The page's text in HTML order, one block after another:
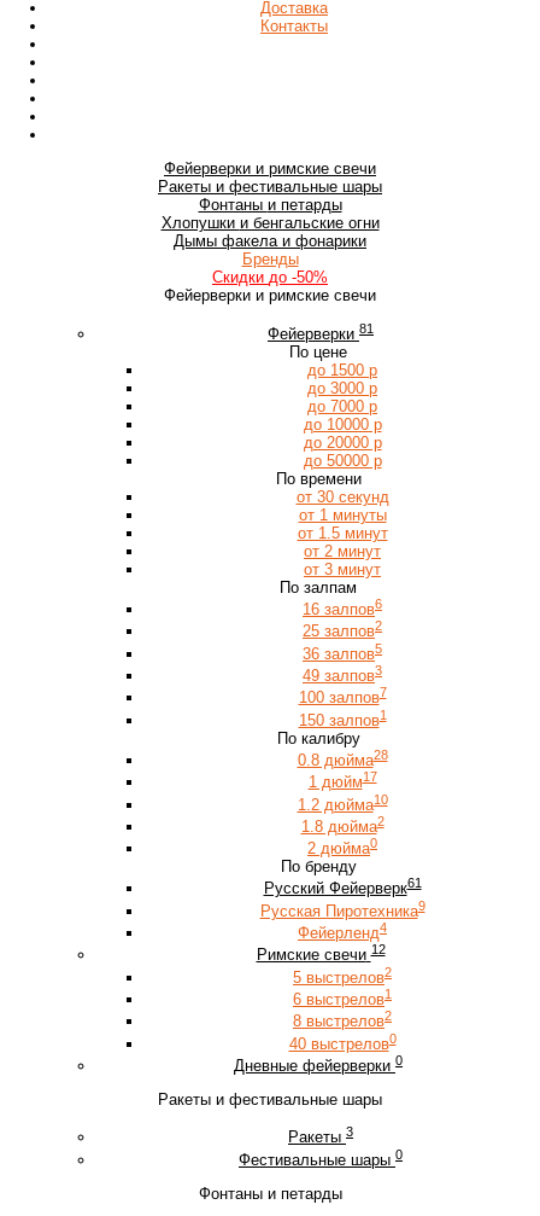
Доставка
Контакты
Фейерверки и римские свечи
Ракеты и фестивальные шары
Фонтаны и петарды
Хлопушки и бенгальские огни
Дымы факела и фонарики
Бренды
Скидки до -50%
Фейерверки и римские свечи
Фейерверки 81
По цене
до 1500 р
до 3000 р
до 7000 р
до 10000 р
до 20000 р
до 50000 р
По времени
от 30 секунд
от 1 минуты
от 1.5 минут
от 2 минут
от 3 минут
По залпам
16 залпов6
25 залпов2
36 залпов5
49 залпов3
100 залпов7
150 залпов1
По калибру
0.8 дюйма28
1 дюйм17
1.2 дюйма10
1.8 дюйма2
2 дюйма0
По бренду
Русский Фейерверк61
Русская Пиротехника9
Фейерленд4
Римские свечи 12
5 выстрелов2
6 выстрелов1
8 выстрелов2
40 выстрелов0
Дневные фейерверки 0
Ракеты и фестивальные шары
Ракеты 3
Фестивальные шары 0
Фонтаны и петарды